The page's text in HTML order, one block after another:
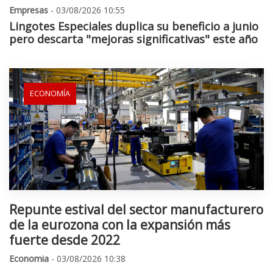
Empresas - 03/08/2026 10:55
Lingotes Especiales duplica su beneficio a junio
pero descarta "mejoras significativas" este año
ECONOMÍA
Repunte estival del sector manufacturero
de la eurozona con la expansión más
fuerte desde 2022
Economia - 03/08/2026 10:38